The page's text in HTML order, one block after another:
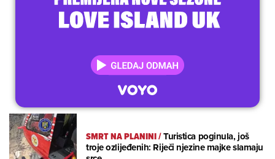
SMRT NA PLANINI/Turistica poginula, još
troje ozlijeđenih: Riječi njezine majke slamaju